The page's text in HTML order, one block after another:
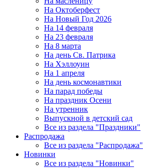
На Октоберфест
На Новый Год 2026
На 14 февраля
На 23 февраля
На 8 марта
На день Св. Патрика
На Хэллоуин
На 1 апреля
На день космонавтики
На парад победы
На праздник Осени
На утренник
Выпускной в детский сад
Все из раздела "Праздники"
Распродажа
Все из раздела "Распродажа"
Новинки
Все из раздела "Новинки"